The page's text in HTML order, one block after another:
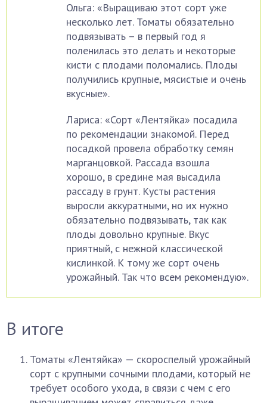
Ольга: «Выращиваю этот сорт уже
несколько лет. Томаты обязательно
подвязывать – в первый год я
поленилась это делать и некоторые
кисти с плодами поломались. Плоды
получились крупные, мясистые и очень
вкусные».
Лариса: «Сорт «Лентяйка» посадила
по рекомендации знакомой. Перед
посадкой провела обработку семян
марганцовкой. Рассада взошла
хорошо, в средине мая высадила
рассаду в грунт. Кусты растения
выросли аккуратными, но их нужно
обязательно подвязывать, так как
плоды довольно крупные. Вкус
приятный, с нежной классической
кислинкой. К тому же сорт очень
урожайный. Так что всем рекомендую».
В итоге
Томаты «Лентяйка» — скороспелый урожайный
сорт с крупными сочными плодами, который не
требует особого ухода, в связи с чем с его